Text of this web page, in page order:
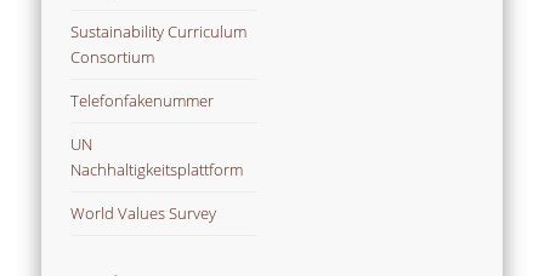
Sustainability Curriculum
Consortium
Telefonfakenummer
UN
Nachhaltigkeitsplattform
World Values Survey